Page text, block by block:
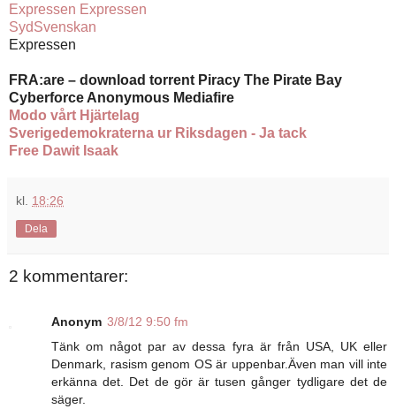
Expressen Expressen
SydSvenskan
Expressen
FRA:are – download torrent Piracy The Pirate Bay
Cyberforce Anonymous Mediafire
Modo vårt Hjärtelag
Sverigedemokraterna ur Riksdagen - Ja tack
Free Dawit Isaak
kl. 18:26
Dela
2 kommentarer:
Anonym 3/8/12 9:50 fm
Tänk om något par av dessa fyra är från USA, UK eller
Denmark, rasism genom OS är uppenbar.Även man vill inte
erkänna det. Det de gör är tusen gånger tydligare det de
säger.